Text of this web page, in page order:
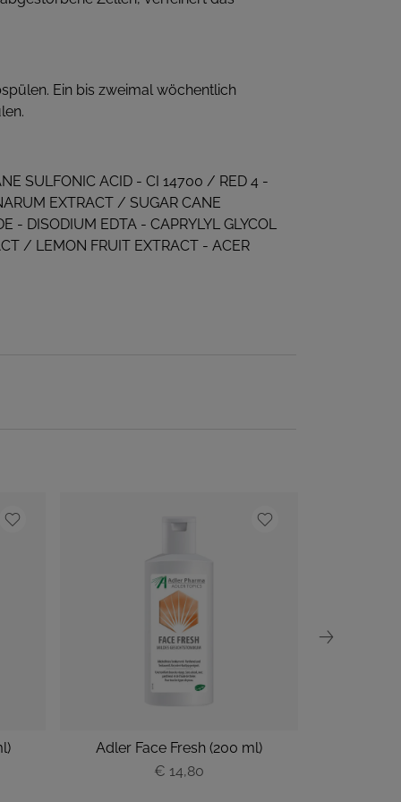
Ein bis zweimal wöchentlich
SULFONIC ACID - CI 14700 / RED 4 -
EXTRACT / SUGAR CANE
- DISODIUM EDTA - CAPRYLYL GLYCOL
/ LEMON FRUIT EXTRACT - ACER
Adler Face Fresh (200 ml)
€ 14,80